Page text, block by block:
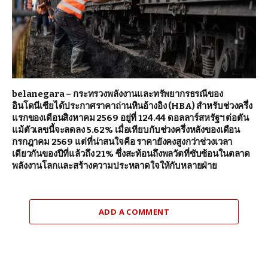
belanegara – กระทรวงพลังงานและทรัพยากรธรณีของ
อินโดนีเซียได้ประกาศราคาถ่านหินอ้างอิง (HBA) สำหรับช่วงครึ่ง
แรกของเดือนสิงหาคม 2569 อยู่ที่ 124.44 ดอลลาร์สหรัฐฯ ต่อตัน
แม้ตัวเลขนี้จะลดลง 5.62% เมื่อเทียบกับช่วงครึ่งหลังของเดือน
กรกฎาคม 2569 แต่ที่น่าสนใจคือ ราคายังคงสูงกว่าช่วงเวลา
เดียวกันของปีที่แล้วถึง 21% ซึ่งสะท้อนถึงพลวัตที่ซับซ้อนในตลาด
พลังงานโลกและสร้างความประหลาดใจให้กับหลายฝ่าย
ADD A COMMENT